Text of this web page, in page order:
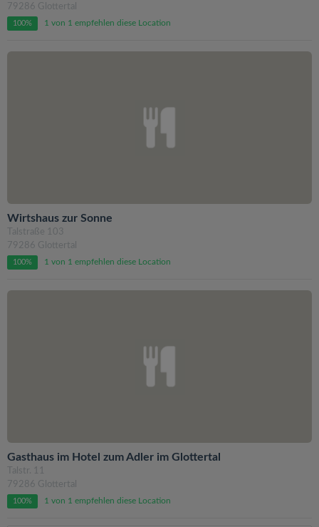
79286 Glottertal
100% 1 von 1 empfehlen diese Location
Wirtshaus zur Sonne
Talstraße 103
79286 Glottertal
100% 1 von 1 empfehlen diese Location
Gasthaus im Hotel zum Adler im Glottertal
Talstr. 11
79286 Glottertal
100% 1 von 1 empfehlen diese Location